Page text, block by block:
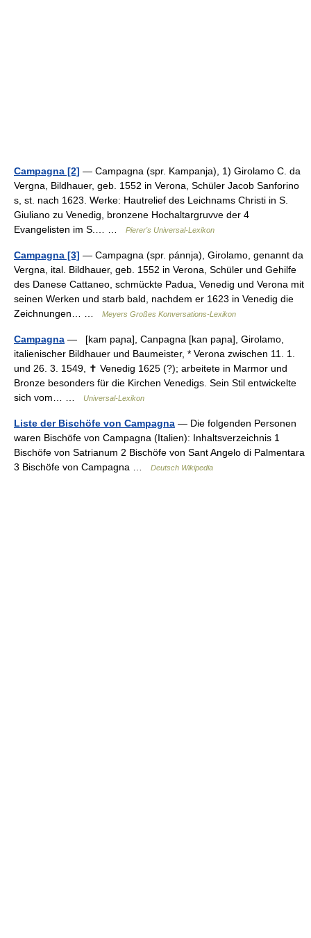
Campagna [2] — Campagna (spr. Kampanja), 1) Girolamo C. da
Vergna, Bildhauer, geb. 1552 in Verona, Schüler Jacob Sanforino
s, st. nach 1623. Werke: Hautrelief des Leichnams Christi in S.
Giuliano zu Venedig, bronzene Hochaltargruvve der 4
Evangelisten im S.… …
Pierer's Universal-Lexikon
Campagna [3] — Campagna (spr. pánnja), Girolamo, genannt da
Vergna, ital. Bildhauer, geb. 1552 in Verona, Schüler und Gehilfe
des Danese Cattaneo, schmückte Padua, Venedig und Verona mit
seinen Werken und starb bald, nachdem er 1623 in Venedig die
Zeichnungen… …
Meyers Großes Konversations-Lexikon
Campagna — [kam paɲa], Canpagna [kan paɲa], Girolamo,
italienischer Bildhauer und Baumeister, * Verona zwischen 11. 1.
und 26. 3. 1549, ✝ Venedig 1625 (?); arbeitete in Marmor und
Bronze besonders für die Kirchen Venedigs. Sein Stil entwickelte
sich vom… …
Universal-Lexikon
Liste der Bischöfe von Campagna — Die folgenden Personen
waren Bischöfe von Campagna (Italien): Inhaltsverzeichnis 1
Bischöfe von Satrianum 2 Bischöfe von Sant Angelo di Palmentara
3 Bischöfe von Campagna …
Deutsch Wikipedia